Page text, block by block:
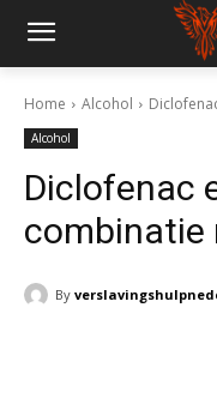
Home Alcohol
Alcohol
Diclofenac
combinatie
By